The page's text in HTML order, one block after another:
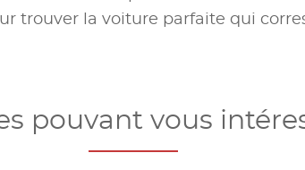
trouver la voiture parfaite qui
pouvant vous